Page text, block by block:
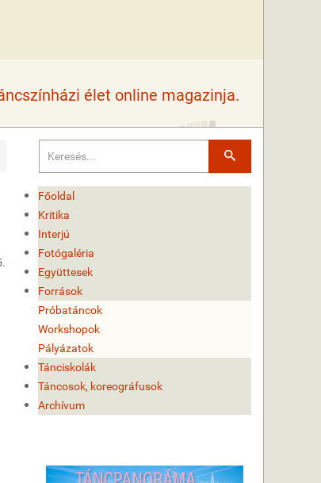
élet online magazinja.
Keresés
Főoldal
Kritika
Interjú
Fotógaléria
Együttesek
Források
Próbatáncok
Workshopok
Pályázatok
Tánciskolák
Táncosok, koreográfusok
Archívum